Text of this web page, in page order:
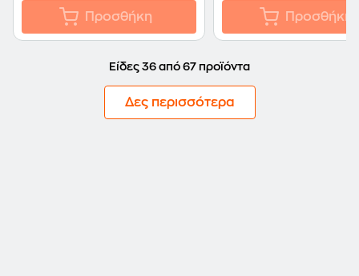
Προσθήκη Προσθήκη
Είδες 36 από 67 προϊόντα
Δες περισσότερα